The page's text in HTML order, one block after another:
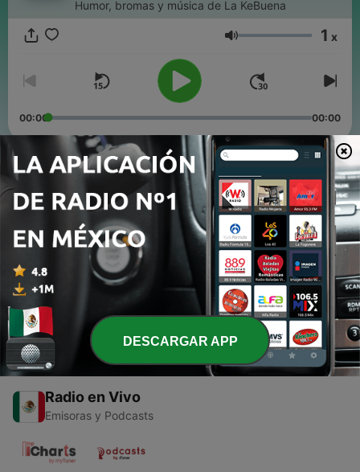
Humor, bromas y música de La KeBuena
Volumen 1 x
00:00 00:00
Episodios
El Show de Chato y Cheto con Música E162
31 ago. 2022
1 - Chato y Cheto chiste
17 ago. 2021
Radio en Vivo
Emisoras y Podcasts
DESCARGAR APP